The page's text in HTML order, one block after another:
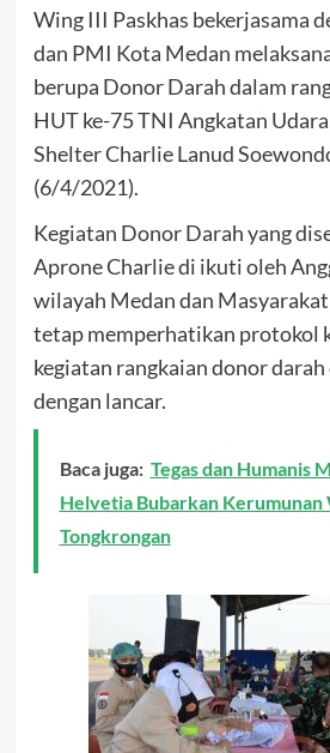
Wing III Paskhas bekerjasama
dan PMI Kota Medan
berupa Donor Darah dalam
HUT ke-75 TNI Angkatan
Shelter Charlie Lanud
(6/4/2021).
Kegiatan Donor Darah yang
Aprone Charlie di ikuti oleh
wilayah Medan dan
tetap memperhatikan protokol
kegiatan rangkaian donor
dengan lancar.
Baca juga: Tegas dan Humanis
Helvetia Bubarkan Kerumunan
Tongkrongan